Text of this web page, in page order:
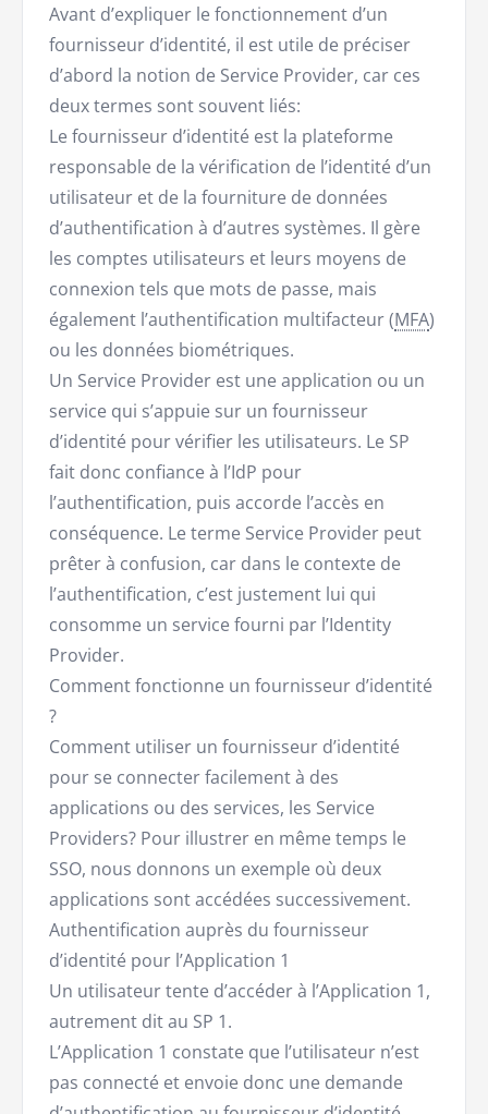
Avant d’expliquer le fonctionnement d’un
fournisseur d’identité, il est utile de préciser
d’abord la notion de Service Provider, car ces
deux termes sont souvent liés:
Le fournisseur d’identité est la plateforme
responsable de la vérification de l’identité d’un
utilisateur et de la fourniture de données
d’authentification à d’autres systèmes. Il gère
les comptes utilisateurs et leurs moyens de
connexion tels que mots de passe, mais
également l’authentification multifacteur (MFA)
ou les données biométriques.
Un Service Provider est une application ou un
service qui s’appuie sur un fournisseur
d’identité pour vérifier les utilisateurs. Le SP
fait donc confiance à l’IdP pour
l’authentification, puis accorde l’accès en
conséquence. Le terme Service Provider peut
prêter à confusion, car dans le contexte de
l’authentification, c’est justement lui qui
consomme un service fourni par l’Identity
Provider.
Comment fonctionne un fournisseur d’identité
?
Comment utiliser un fournisseur d’identité
pour se connecter facilement à des
applications ou des services, les Service
Providers? Pour illustrer en même temps le
SSO, nous donnons un exemple où deux
applications sont accédées successivement.
Authentification auprès du fournisseur
d’identité pour l’Application 1
Un utilisateur tente d’accéder à l’Application 1,
autrement dit au SP 1.
L’Application 1 constate que l’utilisateur n’est
pas connecté et envoie donc une demande